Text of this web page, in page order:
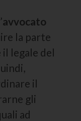
avvocato
la parte
il legale del
il
gli
ad